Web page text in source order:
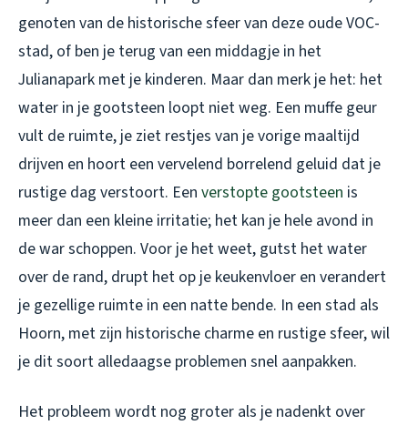
genoten van de historische sfeer van deze oude VOC-
stad, of ben je terug van een middagje in het
Julianapark met je kinderen. Maar dan merk je het: het
water in je gootsteen loopt niet weg. Een muffe geur
vult de ruimte, je ziet restjes van je vorige maaltijd
drijven en hoort een vervelend borrelend geluid dat je
rustige dag verstoort. Een verstopte gootsteen is
meer dan een kleine irritatie; het kan je hele avond in
de war schoppen. Voor je het weet, gutst het water
over de rand, drupt het op je keukenvloer en verandert
je gezellige ruimte in een natte bende. In een stad als
Hoorn, met zijn historische charme en rustige sfeer, wil
je dit soort alledaagse problemen snel aanpakken.
Het probleem wordt nog groter als je nadenkt over